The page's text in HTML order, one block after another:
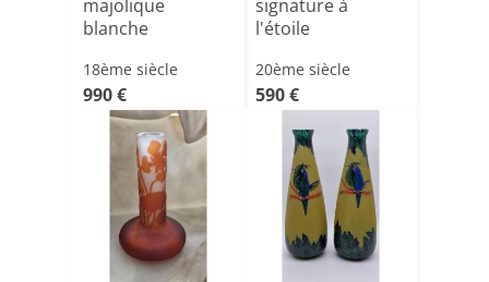
majolique
blanche
18ème siècle
990 €
signature à
l'étoile
20ème siècle
590 €